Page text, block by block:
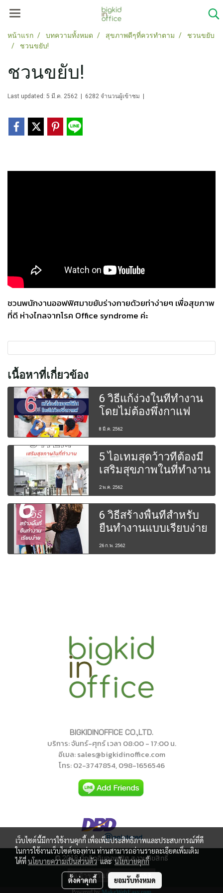
หน้าแรก บทความทั้งหมด สุขภาพดีๆที่ควรทำตาม
ชวนขยับ
ชวนขยับ!
ชวนขยับ!
Last updated: 5 มี.ค. 2562 6282 จำนวนผู้เข้าชม
ชวนพนักงานออฟฟิศมาขยับร่างกายด้วยท่าง่ายๆ เพื่อสุขภาพ
ที่ดี ห่างไกลจากโรค Office syndrome ค่ะ
เนื้อหาที่เกี่ยวข้อง
6 วิธีแก้ง่วงในที่ทำงาน
โดยไม่ต้องพึ่งกาแฟ
8 มี.ค. 2562
5 ไอเทมสุดว้าวที่ต้องมี
เสริมสุขภาพในที่ทำงาน
2 พ.ค. 2562
6 วิธีสร้างพื้นที่สำหรับ
ยืนทำงานแบบเรียบง่าย
26 ก.พ. 2562
BIGKIDINOFFICE CO.,LTD.
บริการ: จันทร์-ศุกร์ เวลา 08:00 - 17:00 น.
อีเมล: sales@bigkidinoffice.com
โทร: 02-3747854, 098-1656546
©2018บิ๊กคิดอินออฟฟิศ สงวนลิขสิทธิ์
ผู้เข้าชมวันนี้ 653
เว็บไซต์นี้มีการใช้งานคุกกี้ เพื่อเพิ่มประสิทธิภาพและประสบการณ์ที่ดี
ในการใช้งานเว็บไซต์ของท่าน ท่านสามารถอ่านรายละเอียดเพิ่มเติม
ได้ที่นโยบายความเป็นส่วนตัวและนโยบายคุกกี้
ตั้งค่าคุกกี้ ยอมรับทั้งหมด